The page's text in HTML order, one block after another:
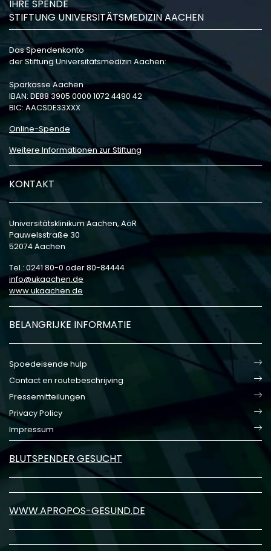
IHRE SPENDE
STIFTUNG UNIVERSITÄTSMEDIZIN AACHEN
Das Spendenkonto
der Stiftung Universitätsmedizin Aachen:
Sparkasse Aachen
IBAN: DE88 3905 0000 1072 4490 42
BIC: AACSDE33XXX
Online-Spende
Weitere Informationen zur Stiftung
KONTAKT
Universitätsklinikum Aachen, AöR
Pauwelsstraße 30
52074 Aachen
Tel.: 0241 80-0 oder 80-84444
info
ukaachen de
www.ukaachen.de
BELANGRIJKE INFORMATIE
Spoedeisende hulp
Contact en routebeschrijving
Pressemitteilungen
Privacy Policy
Impressum
BLUTSPENDER GESUCHT
WWW.APROPOS-GESUND.DE